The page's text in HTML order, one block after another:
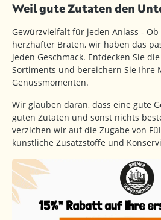
Weil gute Zutaten den
Gewürzvielfalt für jeden Anlass -
herzhafter Braten, wir haben das
jeden Geschmack. Entdecken Sie
Sortiments und bereichern Sie Ihre
Genussmomenten.
Wir glauben daran, dass eine gute
guten Zutaten und sonst nichts
verzichen wir auf die Zugabe von
künstliche Zusatzstoffe und